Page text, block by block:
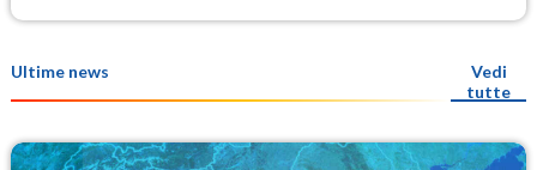
Ultime news
Vedi
tutte